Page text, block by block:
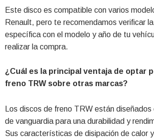
Este disco es compatible con varios
Renault, pero te recomendamos verificar
específica con el modelo y año de tu
realizar la compra.
¿Cuál es la principal ventaja de optar
freno TRW sobre otras marcas?
Los discos de freno TRW están
de vanguardia para una durabilidad y
Sus características de disipación de calor